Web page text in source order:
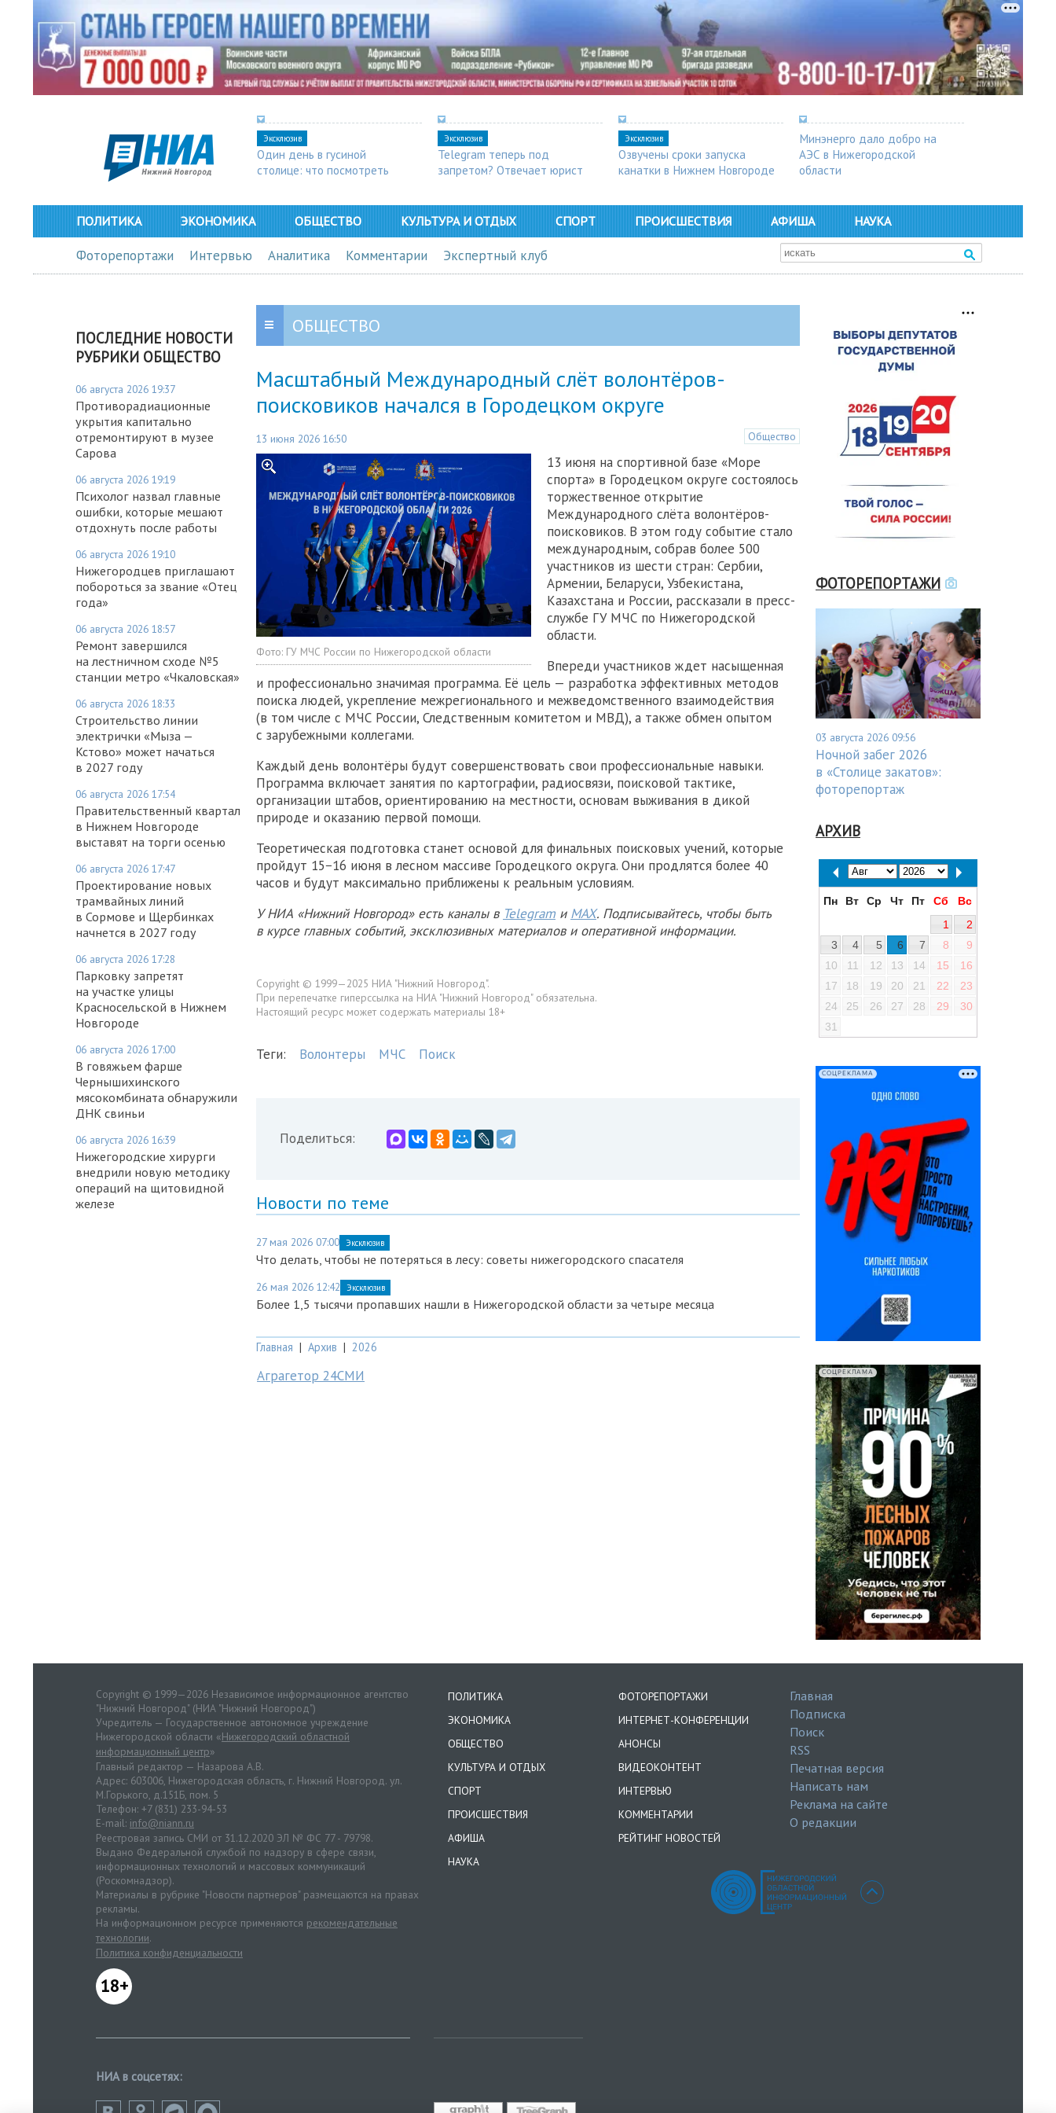
Эксклюзив
Один день в гусиной
столице: что посмотреть
Эксклюзив
Telegram теперь под
запретом? Отвечает юрист
Эксклюзив
Озвучены сроки запуска
канатки в Нижнем Новгороде
Минэнерго дало добро на
АЭС в Нижегородской
области
ПОЛИТИКА ЭКОНОМИКА ОБЩЕСТВО КУЛЬТУРА И ОТДЫХ СПОРТ ПРОИСШЕСТВИЯ АФИША НАУКА
Фоторепортажи Интервью Аналитика Комментарии Экспертный клуб
ПОСЛЕДНИЕ НОВОСТИ
РУБРИКИ ОБЩЕСТВО
06 августа 2026 19:37
Противорадиационные
укрытия капитально
отремонтируют в музее
Сарова
06 августа 2026 19:19
Психолог назвал главные
ошибки, которые мешают
отдохнуть после работы
06 августа 2026 19:10
Нижегородцев приглашают
побороться за звание «Отец
года»
06 августа 2026 18:57
Ремонт завершился
на лестничном сходе №5
станции метро «Чкаловская»
06 августа 2026 18:33
Строительство линии
электрички «Мыза —
Кстово» может начаться
в 2027 году
06 августа 2026 17:54
Правительственный квартал
в Нижнем Новгороде
выставят на торги осенью
06 августа 2026 17:47
Проектирование новых
трамвайных линий
в Сормове и Щербинках
начнется в 2027 году
06 августа 2026 17:28
Парковку запретят
на участке улицы
Красносельской в Нижнем
Новгороде
06 августа 2026 17:00
В говяжьем фарше
Чернышихинского
мясокомбината обнаружили
ДНК свиньи
06 августа 2026 16:39
Нижегородские хирурги
внедрили новую методику
операций на щитовидной
железе
ОБЩЕСТВО
Масштабный Международный слёт волонтёров-
поисковиков начался в Городецком округе
13 июня 2026 16:50 Общество
Фото: ГУ МЧС России по Нижегородской области
13 июня на спортивной базе «Море
спорта» в Городецком округе состоялось
торжественное открытие
Международного слёта волонтёров-
поисковиков. В этом году событие стало
международным, собрав более 500
участников из шести стран: Сербии,
Армении, Беларуси, Узбекистана,
Казахстана и России, рассказали в пресс-
службе ГУ МЧС по Нижегородской
области.
Впереди участников ждет насыщенная
и профессионально значимая программа. Её цель — разработка эффективных методов
поиска людей, укрепление межрегионального и межведомственного взаимодействия
(в том числе с МЧС России, Следственным комитетом и МВД), а также обмен опытом
с зарубежными коллегами.
Каждый день волонтёры будут совершенствовать свои профессиональные навыки.
Программа включает занятия по картографии, радиосвязи, поисковой тактике,
организации штабов, ориентированию на местности, основам выживания в дикой
природе и оказанию первой помощи.
Теоретическая подготовка станет основой для финальных поисковых учений, которые
пройдут 15−16 июня в лесном массиве Городецкого округа. Они продлятся более 40
часов и будут максимально приближены к реальным условиям.
У НИА «Нижний Новгород» есть каналы в Telegram и MAX. Подписывайтесь, чтобы быть
в курсе главных событий, эксклюзивных материалов и оперативной информации.
Copyright © 1999—2025 НИА "Нижний Новгород".
При перепечатке гиперссылка на НИА "Нижний Новгород" обязательна.
Настоящий ресурс может содержать материалы 18+
Теги: Волонтеры МЧС Поиск
Поделиться:
Новости по теме
27 мая 2026 07:00 Эксклюзив
Что делать, чтобы не потеряться в лесу: советы нижегородского спасателя
26 мая 2026 12:42 Эксклюзив
Более 1,5 тысячи пропавших нашли в Нижегородской области за четыре месяца
Главная | Архив | 2026
Аграгетор 24СМИ
ФОТОРЕПОРТАЖИ
03 августа 2026 09:56
Ночной забег 2026
в «Столице закатов»:
фоторепортаж
АРХИВ
Пн Вт Ср Чт Пт Сб
Вс
1
2
3
4 5 6 7 8
9
10
11 12 13 14 15
16
17
18 19 20 21 22
23
24
25 26 27 28 29
30
31
СОЦРЕКЛАМА
СОЦРЕКЛАМА
Copyright © 1999—2026 Независимое информационное агентство
"Нижний Новгород" (НИА "Нижний Новгород")
Учредитель — Государственное автономное учреждение
Нижегородской области «Нижегородский областной
информационный центр»
Главный редактор — Назарова А.В.
Адрес: 603006, Нижегородская область, г. Нижний Новгород. ул.
М.Горького, д.151Б, пом. 5
Телефон: +7 (831) 233-94-53
E-mail: info@niann.ru
Реестровая запись СМИ от 31.12.2020 ЭЛ № ФС 77 - 79798.
Выдано Федеральной службой по надзору в сфере связи,
информационных технологий и массовых коммуникаций
(Роскомнадзор).
Материалы в рубрике "Новости партнеров" размещаются на правах
рекламы.
На информационном ресурсе применяются рекомендательные
технологии.
Политика конфиденциальности
18+
ПОЛИТИКА
ЭКОНОМИКА
ОБЩЕСТВО
КУЛЬТУРА И ОТДЫХ
СПОРТ
ПРОИСШЕСТВИЯ
АФИША
НАУКА
ФОТОРЕПОРТАЖИ
ИНТЕРНЕТ-КОНФЕРЕНЦИИ
АНОНСЫ
ВИДЕОКОНТЕНТ
ИНТЕРВЬЮ
КОММЕНТАРИИ
РЕЙТИНГ НОВОСТЕЙ
Главная
Подписка
Поиск
RSS
Печатная версия
Написать нам
Реклама на сайте
О редакции
НИА в соцсетях: